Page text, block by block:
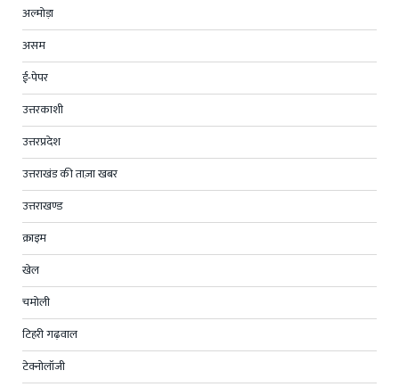
अल्मोड़ा
असम
ई-पेपर
उत्तरकाशी
उत्तरप्रदेश
उत्तराखंड की ताज़ा खबर
उत्तराखण्ड
क्राइम
खेल
चमोली
टिहरी गढ़वाल
टेक्नोलॉजी